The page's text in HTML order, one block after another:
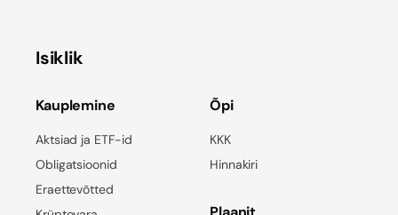
Isiklik
Kauplemine
Aktsiad ja ETF-id
Obligatsioonid
Eraettevõtted
Õpi
KKK
Hinnakiri